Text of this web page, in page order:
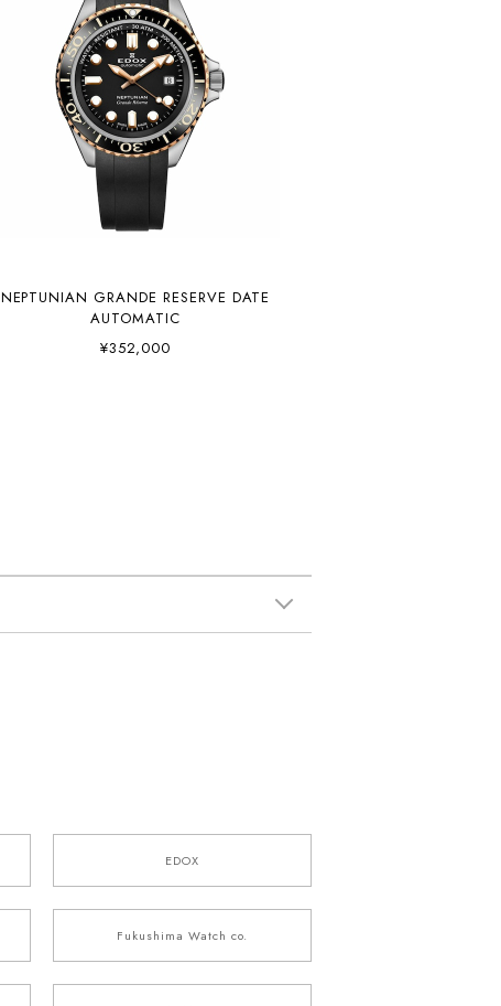
NEPTUNIAN GRANDE RESERVE DATE
AUTOMATIC
¥352,000
EDOX
Fukushima Watch co.